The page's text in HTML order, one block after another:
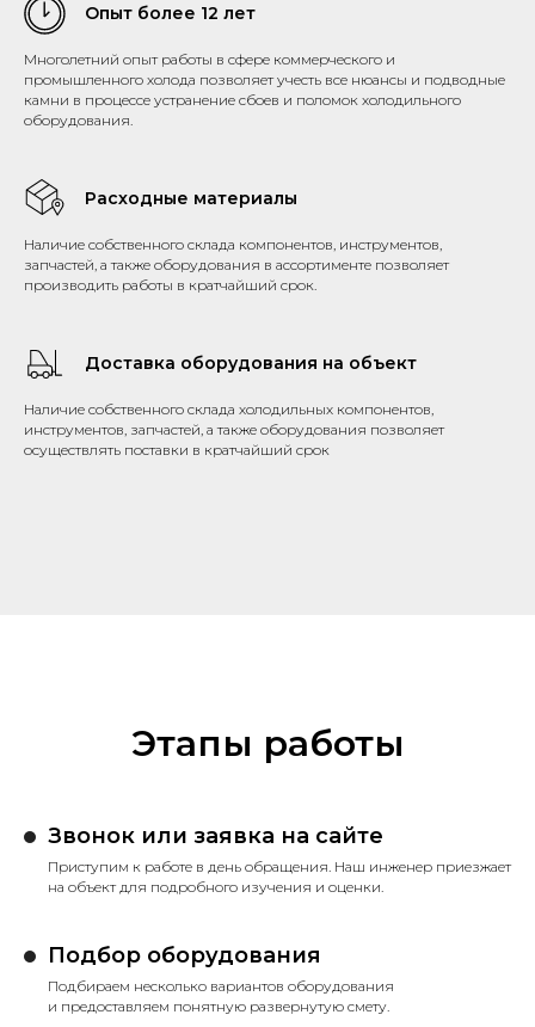
Опыт более 12 лет
Многолетний опыт работы в сфере коммерческого и
промышленного холода позволяет учесть все нюансы и подводные
камни в процессе устранение сбоев и поломок холодильного
оборудования.
Расходные материалы
Наличие собственного склада компонентов, инструментов,
запчастей, а также оборудования в ассортименте позволяет
производить работы в кратчайший срок.
Доставка оборудования на объект
Наличие собственного склада холодильных компонентов,
инструментов, запчастей, а также оборудования позволяет
осуществлять поставки в кратчайший срок
Этапы работы
Звонок или заявка на сайте
Приступим к работе в день обращения. Наш инженер приезжает
на объект для подробного изучения и оценки.
Подбор оборудования
Подбираем несколько вариантов оборудования
и предоставляем понятную развернутую смету.